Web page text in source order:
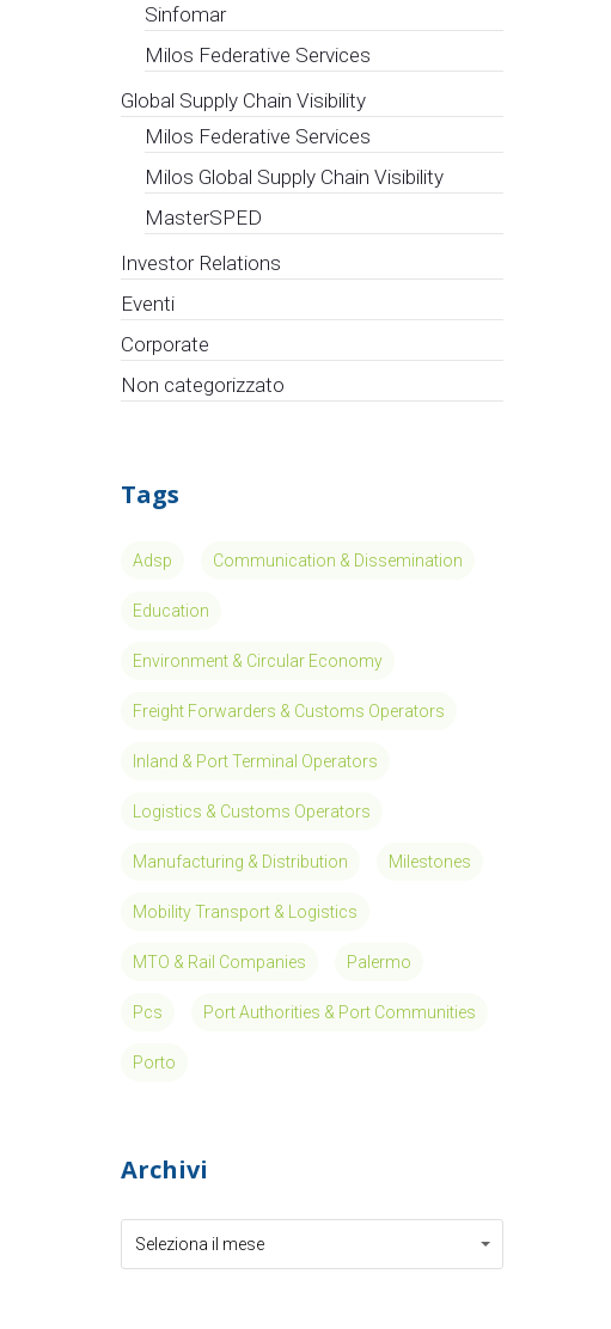
Sinfomar
Milos Federative Services
Global Supply Chain Visibility
Milos Federative Services
Milos Global Supply Chain Visibility
MasterSPED
Investor Relations
Eventi
Corporate
Non categorizzato
Tags
Adsp Communication & Dissemination
Education
Environment & Circular Economy
Freight Forwarders & Customs Operators
Inland & Port Terminal Operators
Logistics & Customs Operators
Manufacturing & Distribution Milestones
Mobility Transport & Logistics
MTO & Rail Companies Palermo
Pcs Port Authorities & Port Communities
Porto
Archivi
Seleziona il mese